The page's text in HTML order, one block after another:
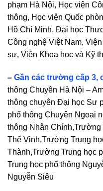
phạm Hà Nội, Học viện
thông, Học viện Quốc
Hồ Chí Minh, Đại học
Công nghệ Việt Nam,
sự, Viện Khoa học và Kỹ
– Gần các trường cấp 3,
thông Chuyên Hà Nội –
thông chuyên Đại học Sư
phổ thông Chuyên Ngoại
thông Nhân
Thế Vinh,Trường Trung
Thành,Trường Trung học
Trung học phổ thông
Nguyễn Siêu